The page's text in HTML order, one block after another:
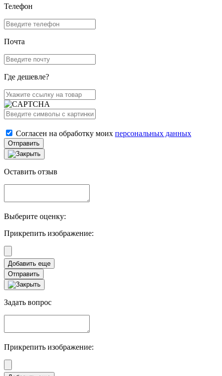
Телефон
Почта
Где дешевле?
Согласен на обработку моих персональных данных
Отправить
Оставить отзыв
Выберите оценку:
Прикрепить изображение:
Отправить
Задать вопрос
Прикрепить изображение: